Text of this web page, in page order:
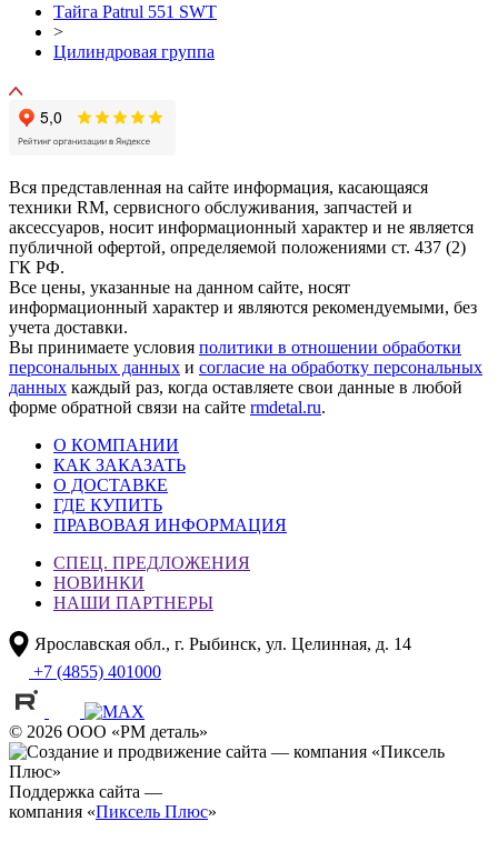
Тайга Patrul 551 SWT
>
Цилиндровая группа
Вся представленная на сайте информация, касающаяся
техники RM, сервисного обслуживания, запчастей и
аксессуаров, носит информационный характер и не является
публичной офертой, определяемой положениями ст. 437 (2)
ГК РФ.
Все цены, указанные на данном сайте, носят
информационный характер и являются рекомендуемыми, без
учета доставки.
Вы принимаете условия политики в отношении обработки
персональных данных и согласие на обработку персональных
данных каждый раз, когда оставляете свои данные в любой
форме обратной связи на сайте rmdetal.ru.
О КОМПАНИИ
КАК ЗАКАЗАТЬ
О ДОСТАВКЕ
ГДЕ КУПИТЬ
ПРАВОВАЯ ИНФОРМАЦИЯ
СПЕЦ. ПРЕДЛОЖЕНИЯ
НОВИНКИ
НАШИ ПАРТНЕРЫ
Ярославская обл., г. Рыбинск, ул. Целинная, д. 14
+7 (4855) 401000
© 2026 ООО «РМ деталь»
Поддержка сайта —
компания «Пиксель Плюс»